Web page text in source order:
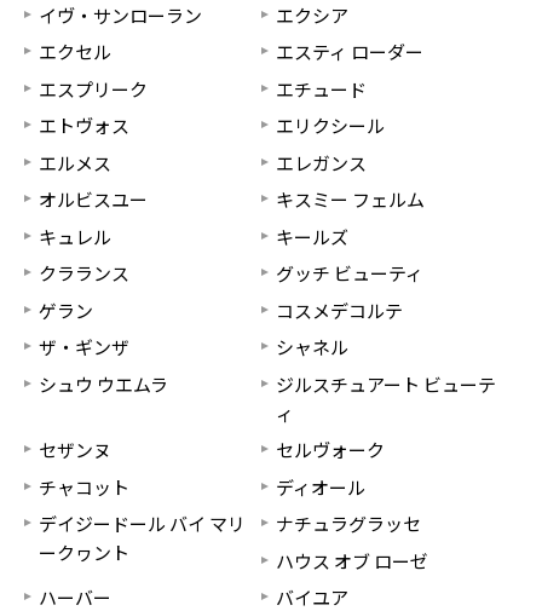
イヴ・サンローラン
エクシア
エクセル
エスティ ローダー
エスプリーク
エチュード
エトヴォス
エリクシール
エルメス
エレガンス
オルビスユー
キスミー フェルム
キュレル
キールズ
クラランス
グッチ ビューティ
ゲラン
コスメデコルテ
ザ・ギンザ
シャネル
シュウ ウエムラ
ジルスチュアート ビューテ
ィ
セザンヌ
セルヴォーク
チャコット
ディオール
デイジードール バイ マリ
ークヮント
ナチュラグラッセ
ハウス オブ ローゼ
ハーバー
バイユア